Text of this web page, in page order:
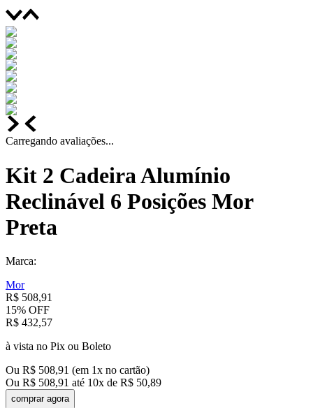
Carregando avaliações...
Kit 2 Cadeira Alumínio
Reclinável 6 Posições Mor
Preta
Marca:
Mor
R$ 508,91
15% OFF
R$ 432,57
à vista no Pix ou Boleto
Ou R$ 508,91 (em 1x no cartão)
Ou R$ 508,91 até 10x de R$ 50,89
comprar agora